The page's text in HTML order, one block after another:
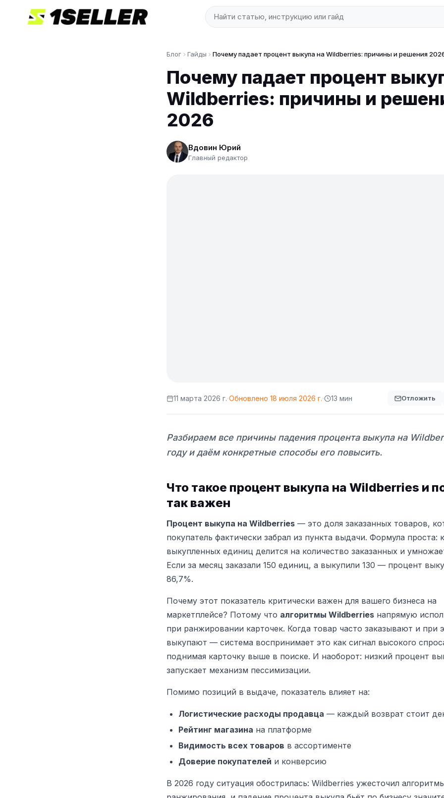
Блог Гайды Почему падает процент выкупа на Wildberries: причины и решения
Почему падает процент
Wildberries: причины и
2026
Вдовин Юрий
Главный редактор
11 марта 2026 г.·Обновлено 18 июля 2026 г.· 13 мин Отложить
Разбираем все причины падения процента выкупа на
году и даём конкретные способы его повысить.
Что такое процент выкупа на Wildberries и
так важен
Процент выкупа на Wildberries — это доля заказанных товаров,
покупатель фактически забрал из пункта выдачи. Формула проста:
выкупленных единиц делится на количество заказанных и
Если за месяц заказали 150 единиц, а выкупили 130 — процент
86,7%.
Почему этот показатель критически важен для вашего бизнеса на
маркетплейсе? Потому что алгоритмы Wildberries напрямую
при ранжировании карточек. Когда товар часто заказывают и при
выкупают — система воспринимает это как сигнал высокого
поднимая карточку выше в поиске. И наоборот: низкий процент
запускает механизм пессимизации.
Помимо позиций в выдаче, показатель влияет на:
Логистические расходы продавца — каждый возврат стоит
Рейтинг магазина на платформе
Видимость всех товаров в ассортименте
Доверие покупателей и конверсию
В 2026 году ситуация обострилась: Wildberries ужесточил